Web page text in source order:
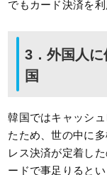
でもカード決済を
3．外国人
国
韓国ではキャッシ
たため、世の中に
レス決済が定着し
ードで事足りると